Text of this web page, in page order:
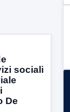
sociali
De